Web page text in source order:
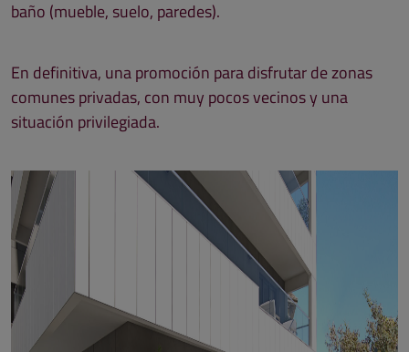
baño (mueble, suelo, paredes).
En definitiva, una promoción para disfrutar de zonas
comunes privadas, con muy pocos vecinos y una
situación privilegiada.